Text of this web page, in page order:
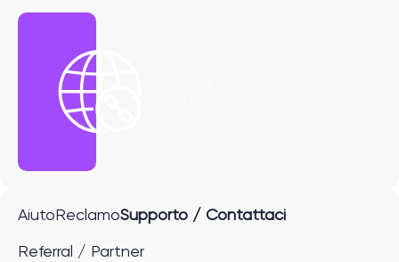
Aiuto ReclamoSupporto / Contattaci
Referral / Partner